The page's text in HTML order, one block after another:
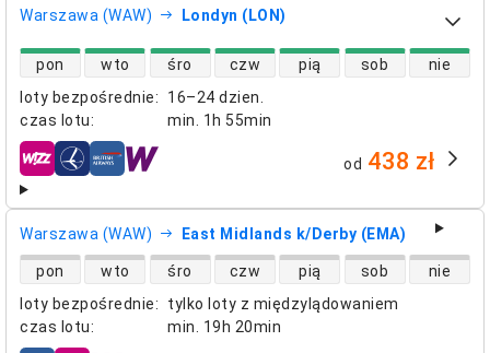
Warszawa (WAW) Londyn (LON)
loty bezpośrednie:
16–24 dzien.
czas lotu: min. 1h 55min
dostępność lotów bezpośrednich
pon wto śro czw pią sob nie
linie lotnicze od 438 zł
Warszawa (WAW) East Midlands k/Derby (EMA)
loty bezpośrednie:
tylko loty z międzylądowaniem
czas lotu: min. 19h 20min
dostępność lotów bezpośrednich
pon wto śro czw pią sob nie